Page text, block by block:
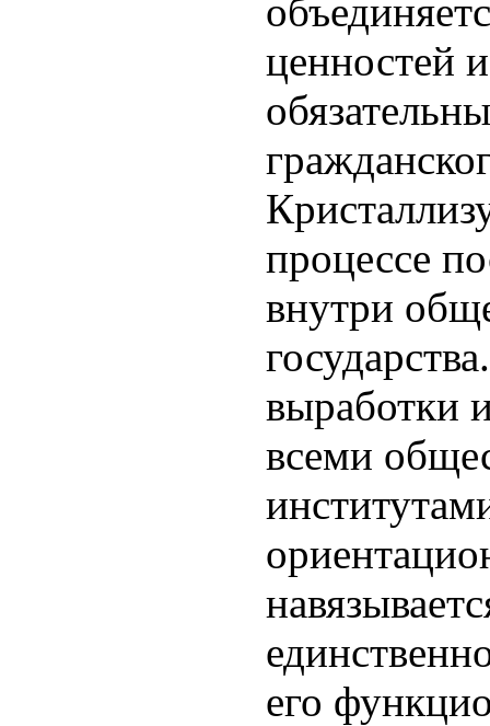
ценностей
процессе
внутри
выработки
всеми
его